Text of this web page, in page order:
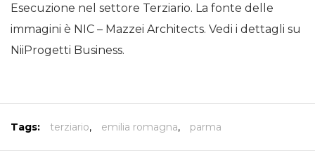
Esecuzione nel settore Terziario. La fonte delle
immagini è NIC – Mazzei Architects. Vedi i dettagli su
NiiProgetti Business.
Tags: terziario, emilia romagna, parma